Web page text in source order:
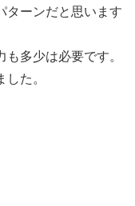
ターンだと思います
多少は必要です。
た。